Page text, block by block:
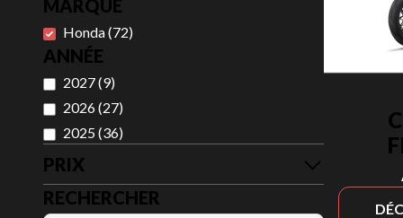
MARQUE
Honda(72)
ANNÉE
2027(9)
2026(27)
2025 (36)
PRIX
RECHERCHER